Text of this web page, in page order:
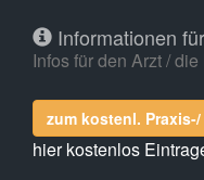
Informationen
Infos für den Arzt /
zum kostenl.
hier kostenlos